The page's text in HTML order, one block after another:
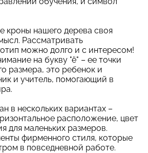
кроны нашего дерева своя
Рассматривать
можно долго и с интересом!
на букву "ё" – ее точки
размера, это ребенок и
и учитель, помогающий в
в нескольких вариантах –
расположение, цвет
для маленьких размеров.
фирменного стиля, которые
в повседневной работе.